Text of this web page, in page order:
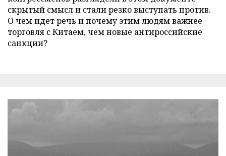
скрытый смысл и стали резко выступать против.
О чем идет речь и почему этим людям важнее
торговля с Китаем, чем новые антироссийские
санкции?